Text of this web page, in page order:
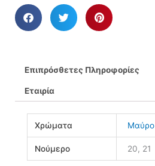
Επιπρόσθετες Πληροφορίες
Εταιρία
Χρώματα Μαύρο
Νούμερο 20, 21